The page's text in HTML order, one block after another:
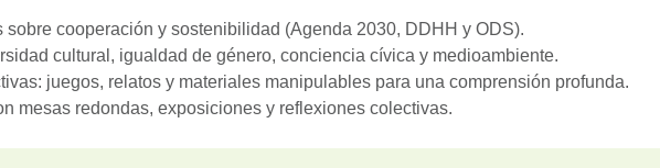
sobre cooperación y sostenibilidad (Agenda 2030, DDHH y ODS).
cultural, igualdad de género, conciencia cívica y medioambiente.
juegos, relatos y materiales manipulables para una comprensión profunda.
mesas redondas, exposiciones y reflexiones colectivas.